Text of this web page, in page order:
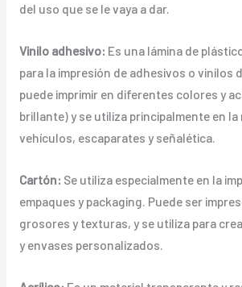
del uso que se le vaya a dar.
Vinilo adhesivo: Es una lámina de
para la impresión de adhesivos o vinilos
puede imprimir en diferentes colores y
brillante) y se utiliza principalmente en
vehículos, escaparates y señalética.
Cartón: Se utiliza especialmente en la
empaques y packaging. Puede ser
grosores y texturas, y se utiliza para
y envases personalizados.